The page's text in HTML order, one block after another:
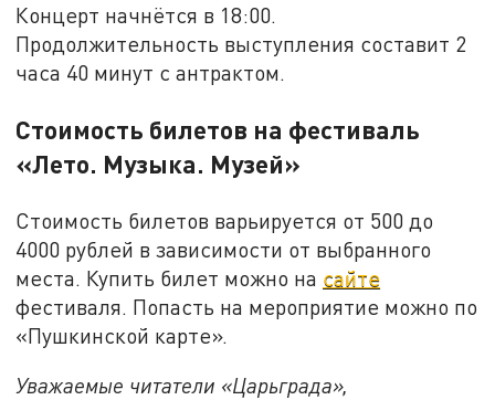
Концерт начнётся в 18:00.
Продолжительность выступления составит 2
часа 40 минут с антрактом.
Стоимость билетов на фестиваль
«Лето. Музыка. Музей»
Стоимость билетов варьируется от 500 до
4000 рублей в зависимости от выбранного
места. Купить билет можно на сайте
фестиваля. Попасть на мероприятие можно по
«Пушкинской карте».
Уважаемые читатели «Царьграда»,